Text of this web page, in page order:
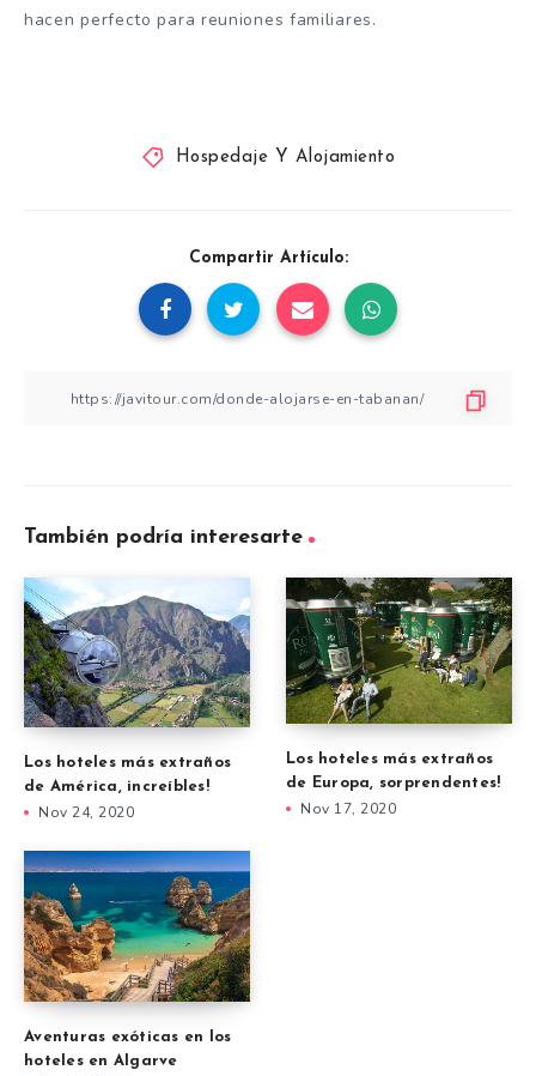
hacen perfecto para reuniones familiares.
Hospedaje Y Alojamiento
Compartir Artículo:
También podría interesarte
Los hoteles más extraños
de América, increíbles!
Nov 24, 2020
Los hoteles más extraños
de Europa, sorprendentes!
Nov 17, 2020
Aventuras exóticas en los
hoteles en Algarve